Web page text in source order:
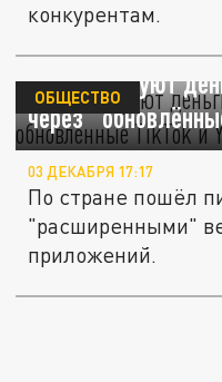
конкурентам.
Хакеры воруют
через
ОБЩЕСТВО
03 ДЕКАБРЯ 17:17
По стране пошёл
"расширенными"
приложений.